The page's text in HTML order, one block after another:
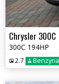
Chrysler 300C
300C 194HP
2.7 Benzyna